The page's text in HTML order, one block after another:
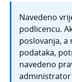
Navedeno
podlicencu.
poslovanja,
podataka,
navedeno